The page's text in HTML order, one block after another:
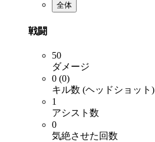
全体
戦闘
50
ダメージ
0 (0)
キル数 (ヘッドショット)
1
アシスト数
0
気絶させた回数